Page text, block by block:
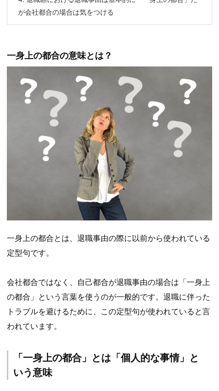
が会社都合の場合は気をつける
一身上の都合の意味とは？
一身上の都合とは、退職事由の際に以前から使われている
定型句です。
会社都合ではなく、自己都合が退職事由の場合は「一身上
の都合」という言葉を使うのが一般的です。退職に伴った
トラブルを避けるために、この定型句が使われていると言
われています。
「一身上の都合」とは「個人的な事情」と
いう意味